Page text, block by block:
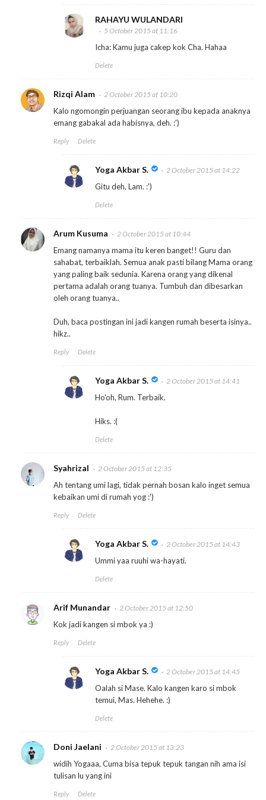
RAHAYU WULANDARI
5 October 2015 at 11:16
Icha: Kamu juga cakep kok Cha. Hahaa
Delete
Rizqi Alam 2 October 2015 at 10:20
Kalo ngomongin perjuangan seorang ibu kepada anaknya
emang gabakal ada habisnya, deh. :')
Reply Delete
Yoga Akbar S. 2 October 2015 at 14:22
Gitu deh, Lam. :')
Delete
Arum Kusuma 2 October 2015 at 10:44
Emang namanya mama itu keren banget!! Guru dan
sahabat, terbaiklah. Semua anak pasti bilang Mama orang
yang paling baik sedunia. Karena orang yang dikenal
pertama adalah orang tuanya. Tumbuh dan dibesarkan
oleh orang tuanya..
Duh, baca postingan ini jadi kangen rumah beserta isinya..
hikz..
Reply Delete
Yoga Akbar S. 2 October 2015 at 14:41
Ho'oh, Rum. Terbaik.
Hiks. :(
Delete
Syahrizal 2 October 2015 at 12:35
Ah tentang umi lagi, tidak pernah bosan kalo inget semua
kebaikan umi di rumah yog :')
Reply Delete
Yoga Akbar S. 2 October 2015 at 14:43
Ummi yaa ruuhi wa-hayati.
Delete
Arif Munandar 2 October 2015 at 12:50
Kok jadi kangen si mbok ya :)
Reply Delete
Yoga Akbar S. 2 October 2015 at 14:45
Oalah si Mase. Kalo kangen karo si mbok
temui, Mas. Hehehe. :)
Delete
Doni Jaelani 2 October 2015 at 13:23
widih Yogaaa, Cuma bisa tepuk tepuk tangan nih ama isi
tulisan lu yang ini
Reply Delete